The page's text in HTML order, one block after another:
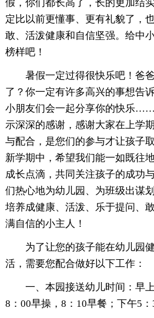
假，你们都长高了，长的更加结
定比以前更懂事、更有礼貌了，
敢、活泼健康和自信坚强。给中
榜样吧！
暑假一定过得很快乐吧！爸
了？你一定有许多高兴的事想告
小朋友们会一起分享你的快乐
示深深的感谢，感谢大家在上学
与配合，是您们的参与才让孩子
新学期中，希望我们能一如既往
成长点滴，共同关注孩子的成功
们热心地为幼儿园、为班级出谋
培养成健康、活泼、乐于提问、
满自信的小主人！
为了让您的孩子能在幼儿园
活，需要您配合做好以下工作：
一、本园接送幼儿时间：早
8：00早操，8：10早餐；下午5：